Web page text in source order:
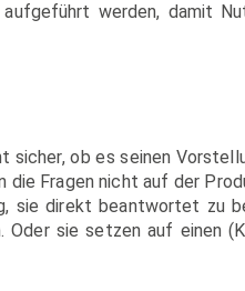
werden, damit
ob es seinen
die Fragen nicht auf der
sie direkt beantwortet zu
Oder sie setzen auf einen